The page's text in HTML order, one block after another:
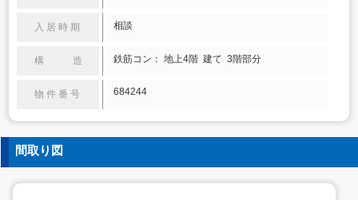
入居時期 相談
構 造 鉄筋コン： 地上4階 建て 3階部分
物件番号 684244
間取り図